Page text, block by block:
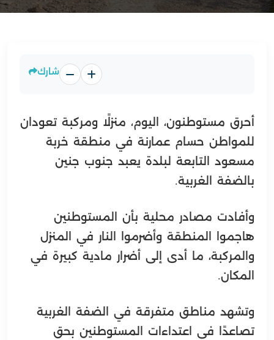
شارك
أحرق مستوطنون، اليوم، منزلًا ومركبة تعودان
للمواطن حسام عمارنة في منطقة خربة
مسعود التابعة لبلدة يعبد جنوب جنين
بالضفة الغربية.
وأفادت مصادر محلية بأن المستوطنين
هاجموا المنطقة وأضرموا النار في المنزل
والمركبة، ما أدى إلى أضرار مادية كبيرة في
المكان.
وتشهد مناطق متفرقة في الضفة الغربية
تصاعدًا في اعتداءات المستوطنين بحق